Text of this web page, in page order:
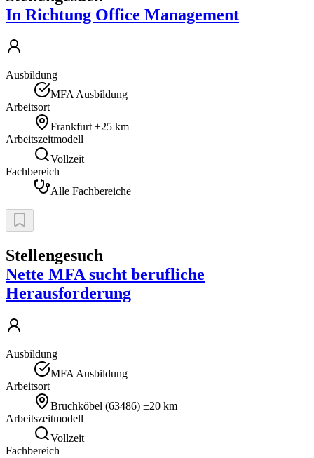
In Richtung Office Management
Ausbildung
MFA Ausbildung
Arbeitsort
Frankfurt±25 km
Arbeitszeitmodell
Vollzeit
Fachbereich
Alle Fachbereiche
Stellengesuch
Nette MFA sucht berufliche
Herausforderung
Ausbildung
MFA Ausbildung
Arbeitsort
Bruchköbel (63486) ±20 km
Arbeitszeitmodell
Vollzeit
Fachbereich